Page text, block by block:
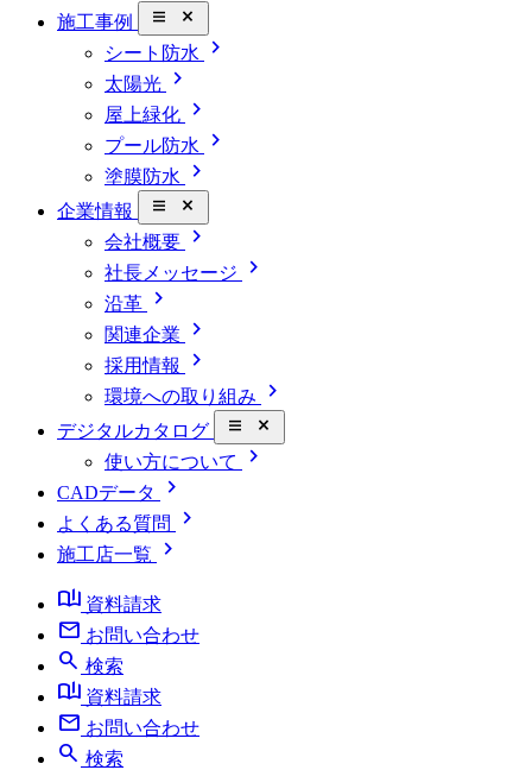
施工事例 close_small
シート防水 chevron_right
太陽光 chevron_right
屋上緑化 chevron_right
プール防水 chevron_right
塗膜防水 chevron_right
企業情報 close_small
会社概要 chevron_right
社長メッセージ chevron_right
沿革 chevron_right
関連企業 chevron_right
採用情報 chevron_right
環境への取り組み chevron_right
デジタルカタログ close_small
使い方について chevron_right
CADデータ chevron_right
よくある質問 chevron_right
施工店一覧
chevron_right
book_ribbon 資料請求
mail お問い合わせ
search 検索
book_ribbon 資料請求
mail お問い合わせ
search 検索